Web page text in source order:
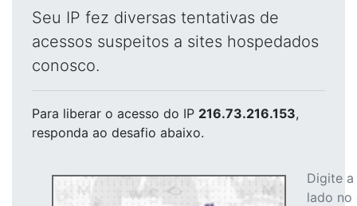
Seu IP fez diversas tentativas de
acessos suspeitos a sites hospedados
conosco.
Para liberar o acesso do IP 216.73.216.153,
responda ao desafio abaixo.
Digite
lado no